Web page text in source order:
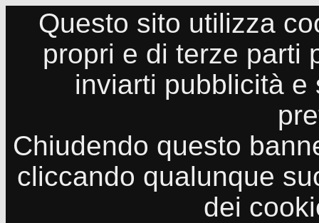
Questo sito utilizza
propri e di terze parti
inviarti pubblicità
Chiudendo questo
cliccando qualunque
dei